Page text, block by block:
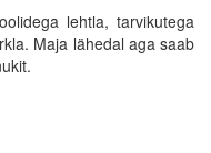
lehtla, tarvikutega
Maja lähedal aga saab